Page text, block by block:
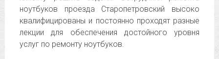
ноутбуков проезда Старопетровский высоко
квалифицированы и постоянно проходят разные
лекции для обеспечения достойного уровня
услуг по ремонту ноутбуков.